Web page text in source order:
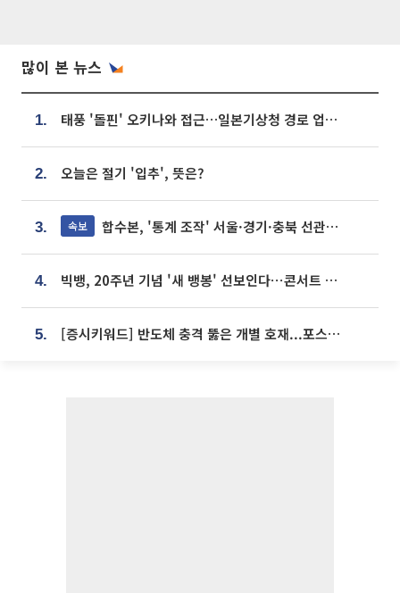
많이 본 뉴스
1. 태풍 '돌핀' 오키나와 접근…일본기상청 경로 업데이트
2. 오늘은 절기 '입추', 뜻은?
3. 속보 합수본, '통계 조작' 서울·경기·충북 선관위 등 추가 압수수색
4. 빅뱅, 20주년 기념 '새 뱅봉' 선보인다⋯콘서트 앞두고 팝업 개최
5. [증시키워드] 반도체 충격 뚫은 개별 호재...포스코퓨처엠·에코프로·한화솔루션 '눈길'